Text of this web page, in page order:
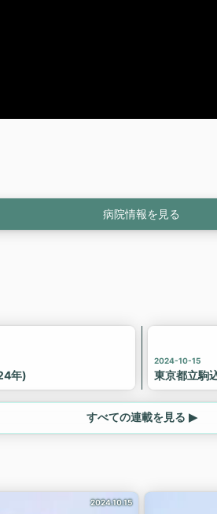
病院情報を見る
年)
2024-10-15
東京都立駒
すべての連載を見る ▶
2024.10.15